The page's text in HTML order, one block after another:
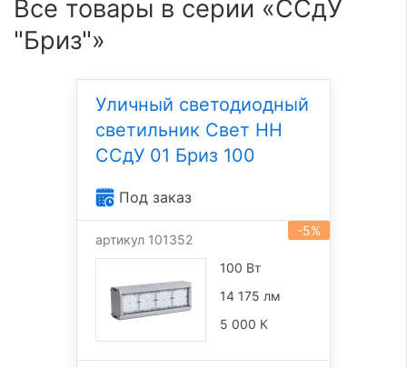
Все товары в серии «ССдУ
"Бриз"»
Уличный светодиодный
светильник Свет НН
ССдУ 01 Бриз 100
Под заказ
-5%
артикул 101352
100 Вт
14 175 лм
5 000 К